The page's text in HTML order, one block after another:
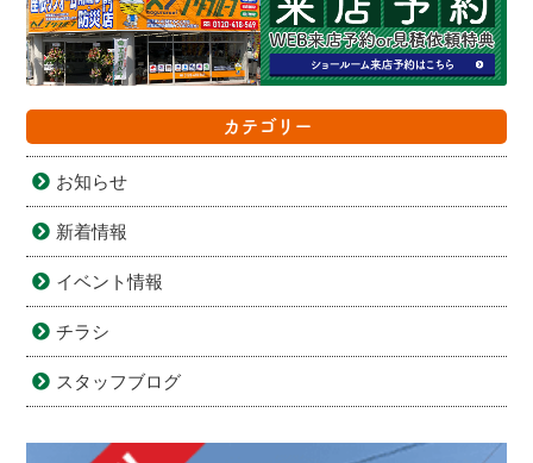
カテゴリー
お知らせ
新着情報
イベント情報
チラシ
スタッフブログ